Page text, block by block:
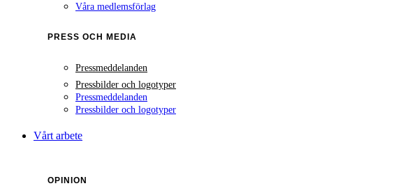
Våra medlemsförlag
PRESS OCH MEDIA
Pressmeddelanden
Pressbilder och logotyper
Pressmeddelanden
Pressbilder och logotyper
Vårt arbete
OPINION